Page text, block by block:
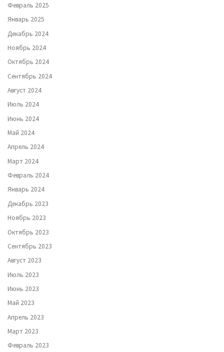
Февраль 2025
Январь 2025
Декабрь 2024
Ноябрь 2024
Октябрь 2024
Сентябрь 2024
Август 2024
Июль 2024
Июнь 2024
Май 2024
Апрель 2024
Март 2024
Февраль 2024
Январь 2024
Декабрь 2023
Ноябрь 2023
Октябрь 2023
Сентябрь 2023
Август 2023
Июль 2023
Июнь 2023
Май 2023
Апрель 2023
Март 2023
Февраль 2023